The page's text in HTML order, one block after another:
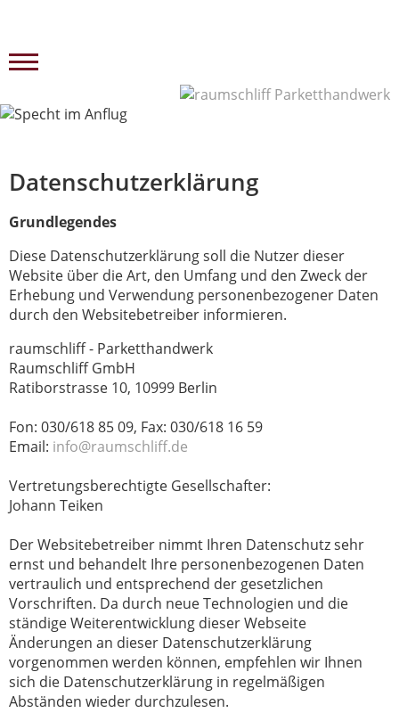
Datenschutzerklärung
Grundlegendes
Diese Datenschutzerklärung soll die Nutzer dieser
Website über die Art, den Umfang und den Zweck der
Erhebung und Verwendung personenbezogener Daten
durch den Websitebetreiber informieren.
raumschliff - Parketthandwerk
Raumschliff GmbH
Ratiborstrasse 10, 10999 Berlin
Fon: 030/618 85 09, Fax: 030/618 16 59
Email: info@raumschliff.de
Vertretungsberechtigte Gesellschafter:
Johann Teiken
Der Websitebetreiber nimmt Ihren Datenschutz sehr
ernst und behandelt Ihre personenbezogenen Daten
vertraulich und entsprechend der gesetzlichen
Vorschriften. Da durch neue Technologien und die
ständige Weiterentwicklung dieser Webseite
Änderungen an dieser Datenschutzerklärung
vorgenommen werden können, empfehlen wir Ihnen
sich die Datenschutzerklärung in regelmäßigen
Abständen wieder durchzulesen.